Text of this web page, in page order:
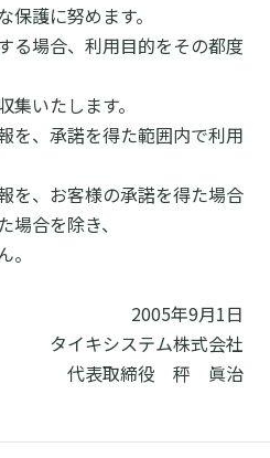
護に努めます。
る場合、利用目的をその都度
いたします。
を、承諾を得た範囲内で利用
を、お客様の承諾を得た場合
場合を除き、
2005年9月1日
タイキシステム株式会社
代表取締役 秤 眞治